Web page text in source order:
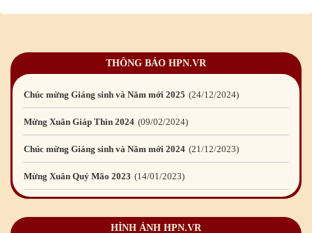
THÔNG BÁO HPN.VR
Chúc mừng Giáng sinh và Năm mới 2019 22/12/2018
Chúc mừng Giáng sinh và Năm mới 2026 24/12
Chúc mừng Giáng sinh và Năm mới 2025 24/12/2024
Mừng Xuân Giáp Thìn 2024 09/02/2024
Chúc mừng Giáng sinh và Năm mới 2024 21/12/2023
Mừng Xuân Quý Mão 2023 14/01/2023
Mừng Xuân Nhâm Dần 2022 28/01/2022
HÌNH ẢNH HPN.VR